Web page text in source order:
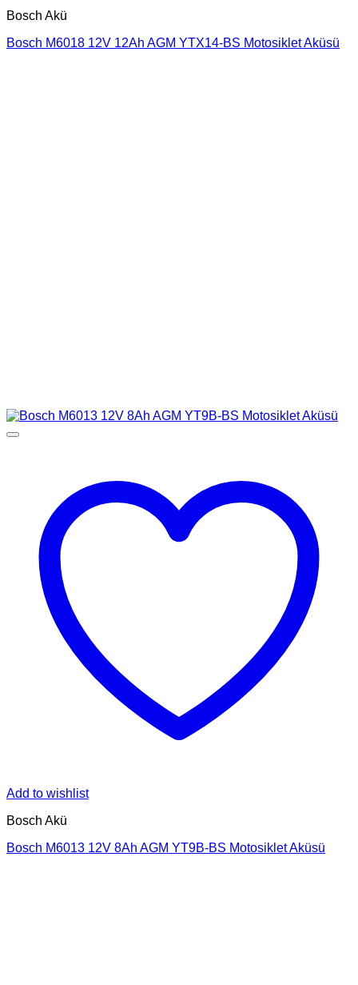
Bosch Akü
Bosch M6018 12V 12Ah AGM YTX14-BS Motosiklet Aküsü
Add to wishlist
Bosch Akü
Bosch M6013 12V 8Ah AGM YT9B-BS Motosiklet Aküsü